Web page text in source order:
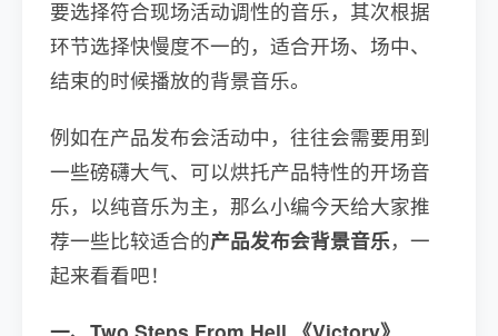
要选择符合现场活动调性的音乐，其次根据
环节选择快慢度不一的，适合开场、场中、
结束的时候播放的背景音乐。
例如在产品发布会活动中，往往会需要用到
一些磅礴大气、可以烘托产品特性的开场音
乐，以纯音乐为主，那么小编今天给大家推
荐一些比较适合的产品发布会背景音乐，一
起来看看吧！